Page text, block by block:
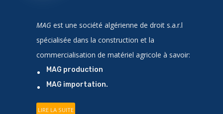
MAG est une société algérienne de droit s.a.r.l
spécialisée dans la construction et la
commercialisation de matériel agricole à savoir:
MAG production
MAG importation.
LIRE LA SUITE